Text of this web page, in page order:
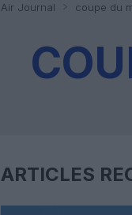
Air Journal coupe du
ARTICLES